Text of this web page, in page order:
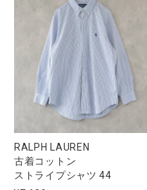
RALPH LAUREN
古着コットン
ストライプシャツ 44